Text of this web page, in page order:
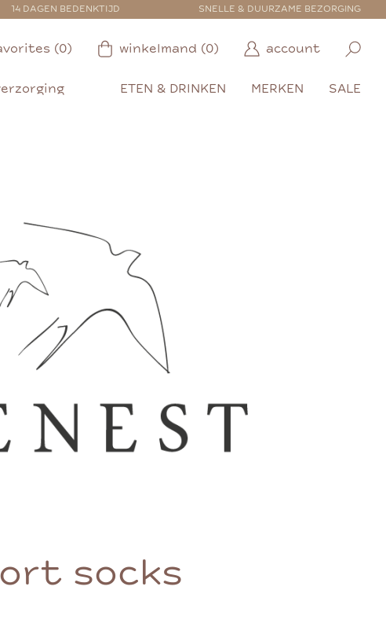
14 DAGEN BEDENKTIJD SNELLE & DUURZAME BEZORGING
(0) winkelmand (0) account
ETEN & DRINKEN MERKEN SALE
socks